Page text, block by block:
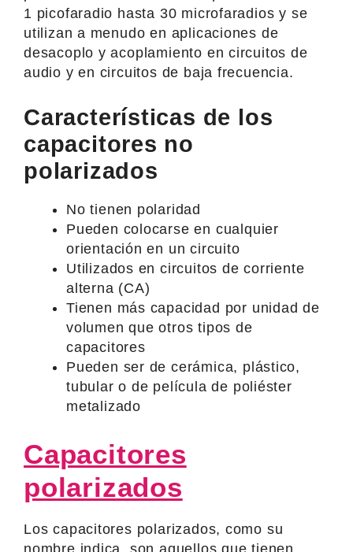
1 picofaradio hasta 30 microfaradios y se
utilizan a menudo en aplicaciones de
desacoplo y acoplamiento en circuitos de
audio y en circuitos de baja frecuencia.
Características de los
capacitores no
polarizados
No tienen polaridad
Pueden colocarse en cualquier
orientación en un circuito
Utilizados en circuitos de corriente
alterna (CA)
Tienen más capacidad por unidad de
volumen que otros tipos de
capacitores
Pueden ser de cerámica, plástico,
tubular o de película de poliéster
metalizado
Capacitores
polarizados
Los capacitores polarizados, como su
nombre indica, son aquellos que tienen